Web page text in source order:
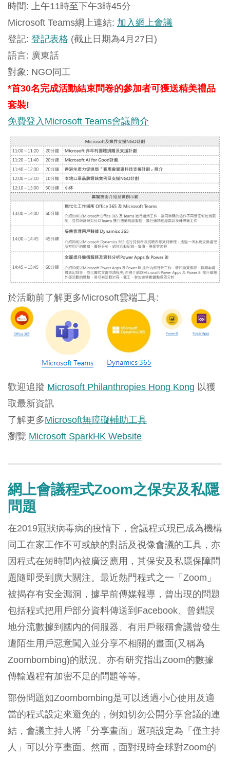
時間: 上午11時至下午3時45分
Microsoft Teams網上連結: 加入網上會議
登記: 登記表格 (截止日期為4月27日)
語言: 廣東話
對象: NGO同工
*首30名完成活動結束問卷的參加者可獲送精美禮品
套裝!
免費登入Microsoft Teams會議簡介
於活動前了解更多Microsoft雲端工具:
歡迎追蹤 Microsoft Philanthropies Hong Kong 以獲
取最新資訊
了解更多Microsoft無障礙輔助工具
瀏覽 Microsoft SparkHK Website
網上會議程式Zoom之保安及私隱
問題
在2019冠狀病毒病的疫情下，會議程式現已成為機構
同工在家工作不可或缺的對話及視像會議的工具，亦
因程式在短時間內被廣泛應用，其保安及私隱保障問
題隨即受到廣大關注。最近熱門程式之一「Zoom」
被揭存有安全漏洞，據早前傳媒報導，曾出現的問題
包括程式把用戶部分資料傳送到Facebook、曾錯誤
地分流數據到國內的伺服器、有用戶報稱會議曾發生
遭陌生用戶惡意闖入並分享不相關的畫面(又稱為
Zoombombing)的狀況、亦有研究指出Zoom的數據
傳輸過程有加密不足的問題等等。
部份問題如Zoombombing是可以透過小心使用及適
當的程式設定來避免的，例如切勿公開分享會議的連
結，會議主持人將「分享畫面」選項設定為「僅主持
人」可以分享畫面。然而，面對現時全球對Zoom的